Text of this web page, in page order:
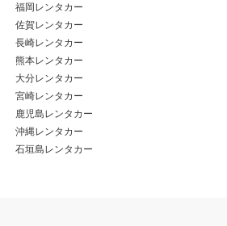
福岡レンタカー
佐賀レンタカー
長崎レンタカー
熊本レンタカー
大分レンタカー
宮崎レンタカー
鹿児島レンタカー
沖縄レンタカー
石垣島レンタカー